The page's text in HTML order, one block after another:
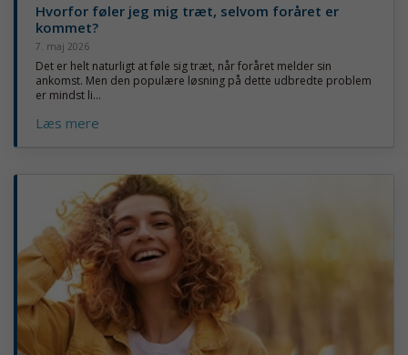
Hvorfor føler jeg mig træt, selvom foråret er
kommet?
7. maj 2026
Det er helt naturligt at føle sig træt, når foråret melder sin
ankomst. Men den populære løsning på dette udbredte problem
er mindst li...
Læs mere